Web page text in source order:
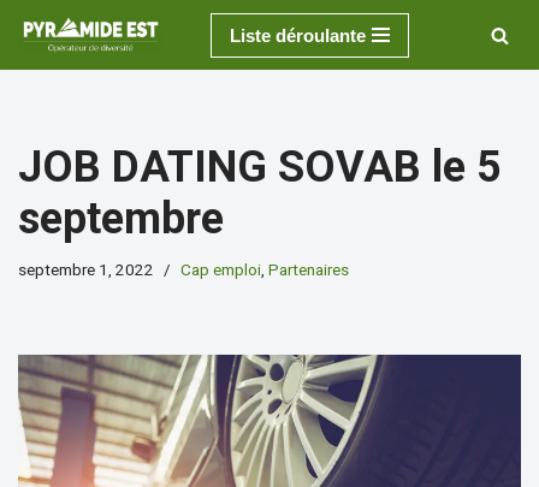
Aller
Liste déroulante
JOB DATING SOVAB le 5
septembre
septembre 1, 2022 Cap emploi Partenaires